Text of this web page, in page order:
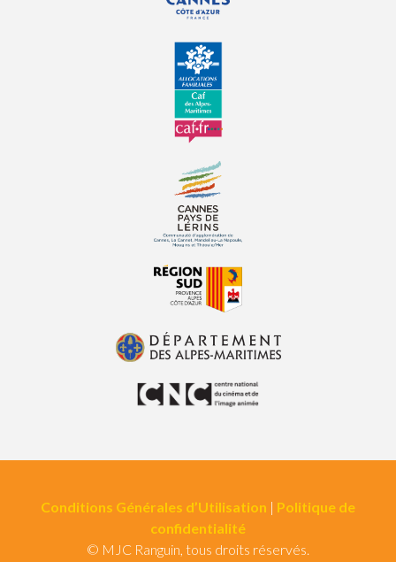
Conditions Générales d’Utilisation | Politique de
confidentialité
© MJC Ranguin, tous droits réservés.